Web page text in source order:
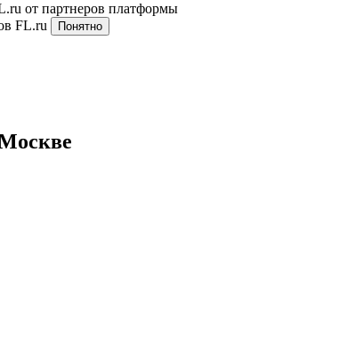
от партнеров платформы
FL.ru
Понятно